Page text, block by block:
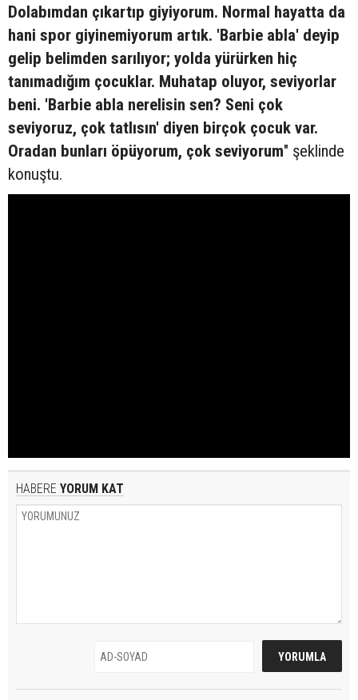
Dolabımdan çıkartıp giyiyorum. Normal hayatta da
hani spor giyinemiyorum artık. 'Barbie abla' deyip
gelip belimden sarılıyor; yolda yürürken hiç
tanımadığım çocuklar. Muhatap oluyor, seviyorlar
beni. 'Barbie abla nerelisin sen? Seni çok
seviyoruz, çok tatlısın' diyen birçok çocuk var.
Oradan bunları öpüyorum, çok seviyorum" şeklinde
konuştu.
HABERE YORUM KAT